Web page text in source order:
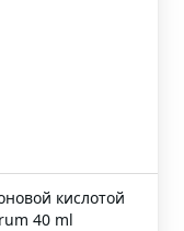
кислотой
40 ml